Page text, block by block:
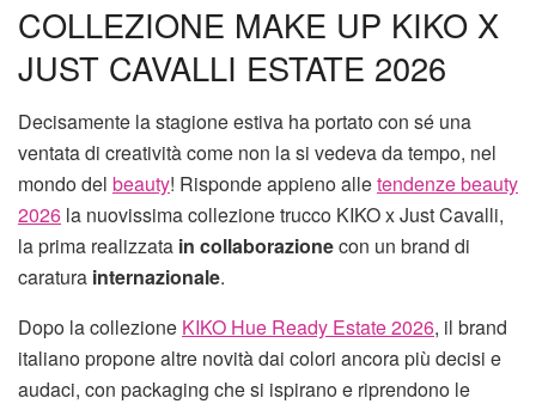
COLLEZIONE MAKE UP KIKO X
JUST CAVALLI ESTATE 2026
Decisamente la stagione estiva ha portato con sé una
ventata di creatività come non la si vedeva da tempo, nel
mondo del beauty! Risponde appieno alletendenze beauty
2026 la nuovissima collezione trucco KIKO x Just Cavalli,
la prima realizzata in collaborazionecon un brand di
caratura internazionale.
Dopo la collezione KIKO Hue Ready Estate 2026, il brand
italiano propone altre novità dai colori ancora più decisi e
audaci, con packaging che si ispirano e riprendono le